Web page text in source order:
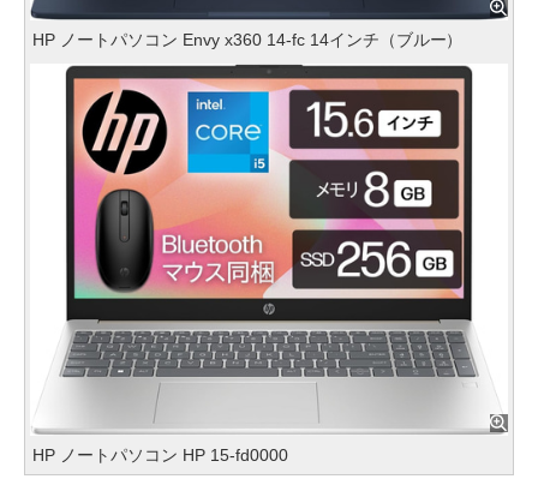
HP ノートパソコン Envy x360 14-fc 14インチ（ブルー）
HP ノートパソコン HP 15-fd0000